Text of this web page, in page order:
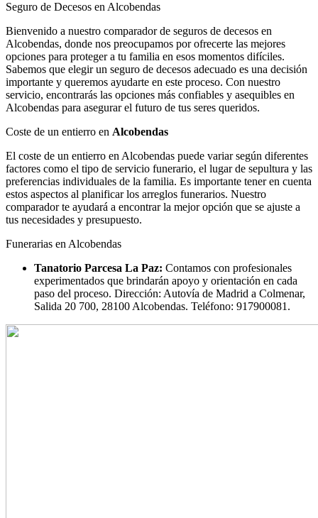
Seguro de Decesos en Alcobendas
Bienvenido a nuestro comparador de seguros de decesos en
Alcobendas, donde nos preocupamos por ofrecerte las mejores
opciones para proteger a tu familia en esos momentos difíciles.
Sabemos que elegir un seguro de decesos adecuado es una decisión
importante y queremos ayudarte en este proceso. Con nuestro
servicio, encontrarás las opciones más confiables y asequibles en
Alcobendas para asegurar el futuro de tus seres queridos.
Coste de un entierro en Alcobendas
El coste de un entierro en Alcobendas puede variar según diferentes
factores como el tipo de servicio funerario, el lugar de sepultura y las
preferencias individuales de la familia. Es importante tener en cuenta
estos aspectos al planificar los arreglos funerarios. Nuestro
comparador te ayudará a encontrar la mejor opción que se ajuste a
tus necesidades y presupuesto.
Funerarias en Alcobendas
Tanatorio Parcesa La Paz: Contamos con profesionales
experimentados que brindarán apoyo y orientación en cada
paso del proceso. Dirección: Autovía de Madrid a Colmenar,
Salida 20 700, 28100 Alcobendas. Teléfono: 917900081.